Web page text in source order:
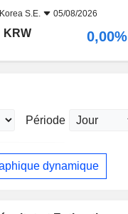
Korea S.E. 05/08/2026
KRW 0,00%
Période
dynamique